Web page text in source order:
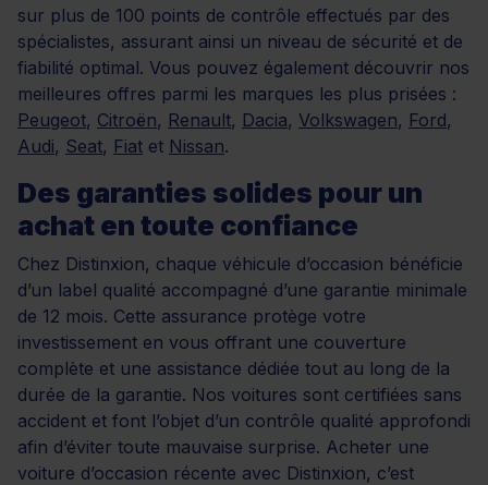
sur plus de 100 points de contrôle effectués par des
spécialistes, assurant ainsi un niveau de sécurité et de
fiabilité optimal. Vous pouvez également découvrir nos
meilleures offres parmi les marques les plus prisées :
Peugeot, Citroën, Renault, Dacia, Volkswagen, Ford,
Audi, Seat, Fiat et Nissan.
Des garanties solides pour un
achat en toute confiance
Chez Distinxion, chaque véhicule d’occasion bénéficie
d’un label qualité accompagné d’une garantie minimale
de 12 mois. Cette assurance protège votre
investissement en vous offrant une couverture
complète et une assistance dédiée tout au long de la
durée de la garantie. Nos voitures sont certifiées sans
accident et font l’objet d’un contrôle qualité approfondi
afin d’éviter toute mauvaise surprise. Acheter une
voiture d’occasion récente avec Distinxion, c’est